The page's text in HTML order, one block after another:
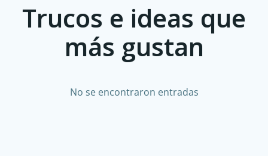
Trucos e ideas que
más gustan
No se encontraron entradas